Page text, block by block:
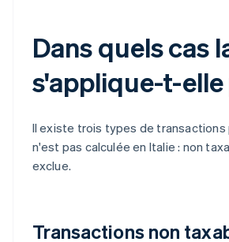
Dans quels cas
s'applique-t-elle
Il existe trois types de transactions
n'est pas calculée en Italie : non
exclue.
Transactions non